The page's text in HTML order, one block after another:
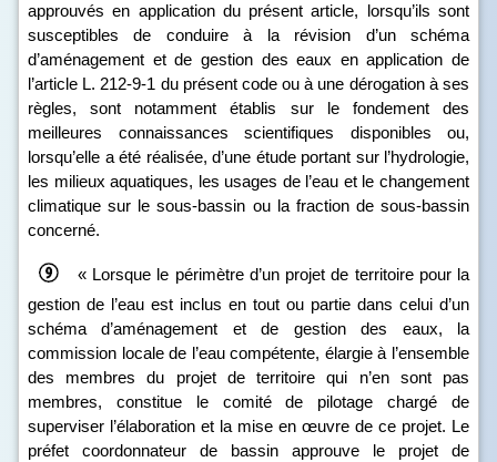
approuvés en application du présent article, lorsqu’ils sont
susceptibles de conduire à la révision d’un schéma
d’aménagement et de gestion des eaux en application de
l’article L. 212‑9‑1 du présent code ou à une dérogation à ses
règles, sont notamment établis sur le fondement des
meilleures connaissances scientifiques disponibles ou,
lorsqu’elle a été réalisée, d’une étude portant sur l’hydrologie,
les milieux aquatiques, les usages de l’eau et le changement
climatique sur le sous-bassin ou la fraction de sous-bassin
concerné.
« Lorsque le périmètre d’un projet de territoire pour la
gestion de l’eau est inclus en tout ou partie dans celui d’un
schéma d’aménagement et de gestion des eaux, la
commission locale de l’eau compétente, élargie à l’ensemble
des membres du projet de territoire qui n’en sont pas
membres, constitue le comité de pilotage chargé de
superviser l’élaboration et la mise en œuvre de ce projet. Le
préfet coordonnateur de bassin approuve le projet de